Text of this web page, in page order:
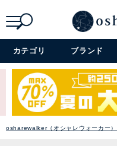
カテゴリ ブランド
osharewalker（オシャレウォーカー）